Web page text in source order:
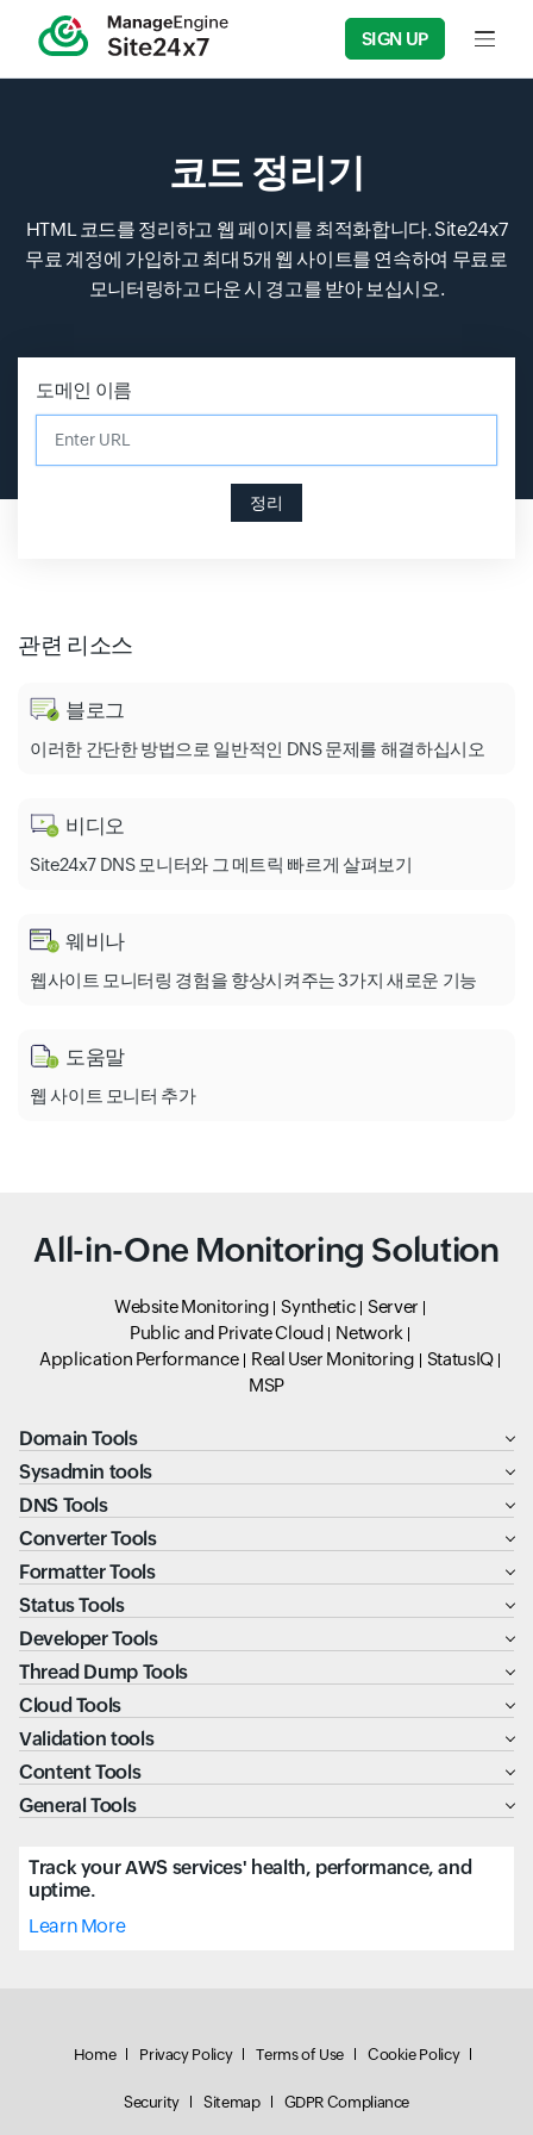
SIGN UP Input
코드 정리기
HTML 코드를 정리하고 웹 페이지를 최적화합니다. Site24x7
무료 계정에 가입하고 최대 5개 웹 사이트를 연속하여 무료로
모니터링하고 다운 시 경고를 받아 보십시오.
도메인 이름
정리
관련 리소스
블로그
이러한 간단한 방법으로 일반적인 DNS 문제를 해결하십시오
비디오
Site24x7 DNS 모니터와 그 메트릭 빠르게 살펴보기
웨비나
웹사이트 모니터링 경험을 향상시켜주는 3가지 새로운 기능
도움말
웹 사이트 모니터 추가
All-in-One Monitoring Solution
Website Monitoring Synthetic
Server
Public and Private Cloud
Network
Application Performance
Real User Monitoring
StatusIQ
MSP
Domain Tools
Sysadmin tools
DNS Tools
Converter Tools
Formatter Tools
Status Tools
Developer Tools
Thread Dump Tools
Cloud Tools
Validation tools
Content Tools
General Tools
Track your AWS services' health, performance, and
uptime.
Learn More
Home Privacy Policy Terms of Use Cookie Policy
Security Sitemap GDPR Compliance